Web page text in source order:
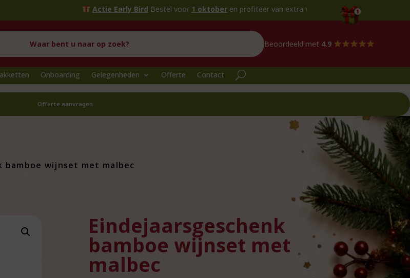
Actie Early BirdBestel voor 1 oktoberen profiteer van extra voordeel!
Beoordeeld met 4.9
Onboarding Gelegenheden Offerte Contact
Offerte aanvragen
bamboe wijnset met malbec
Eindejaarsgeschenk
bamboe wijnset met
malbec